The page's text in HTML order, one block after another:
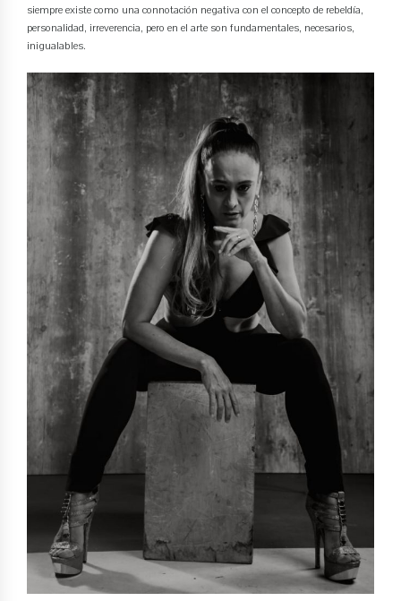
siempre existe como una connotación negativa con el concepto de rebeldía,
personalidad, irreverencia, pero en el arte son fundamentales, necesarios,
inigualables.